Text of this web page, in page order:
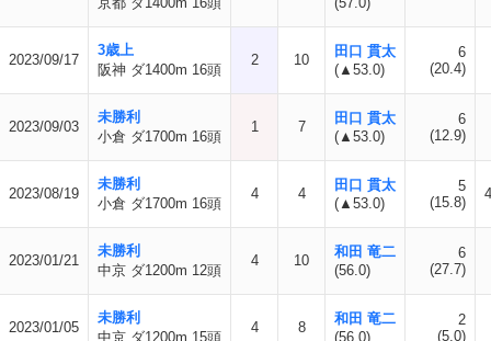
2023/09/17
3歳上
阪神 ダ1400m 16頭
2 10
田口 貫太
(▲53.0)
6
(20.4)
2023/09/03
未勝利
小倉 ダ1700m 16頭
1 7
田口 貫太
(▲53.0)
6
(12.9)
2023/08/19
未勝利
小倉 ダ1700m 16頭
4 4
田口 貫太
(▲53.0)
5
(15.8)
2023/01/21
未勝利
中京 ダ1200m 12頭
4 10
和田 竜二
(56.0)
6
(27.7)
2023/01/05
未勝利
中京 ダ1200m 15頭
4 8
和田 竜二
(56.0)
2
(5.0)